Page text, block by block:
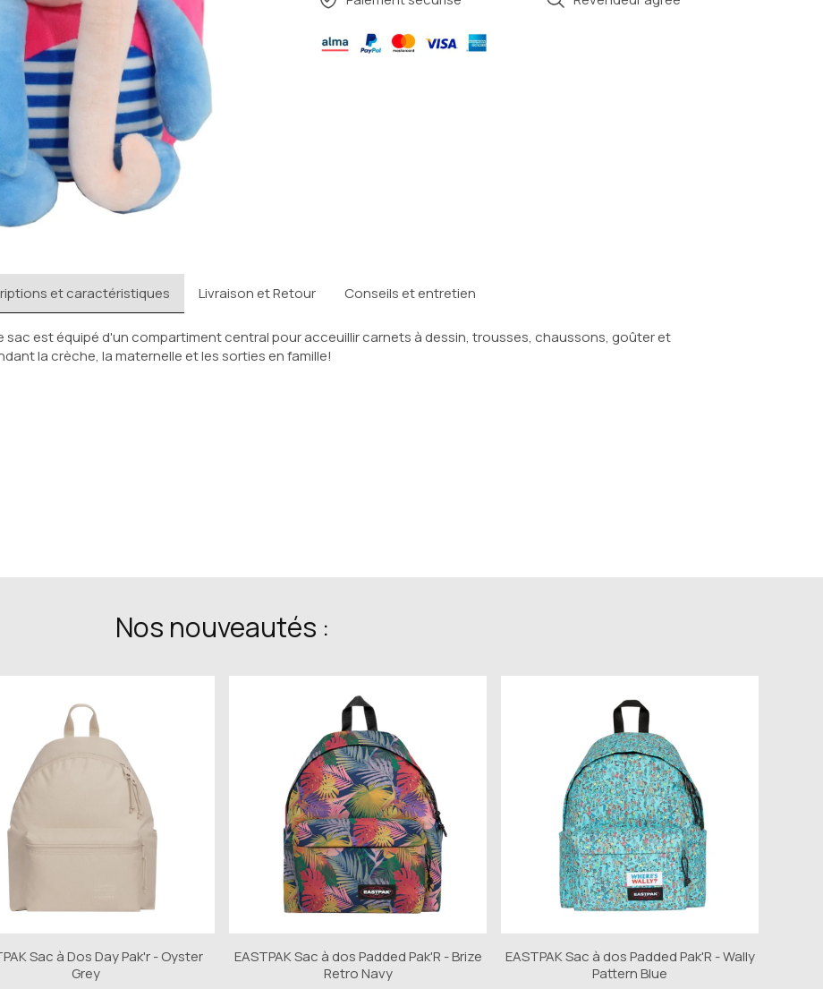
et caractéristiques Livraison et Retour Conseils et entretien
sac est équipé d'un compartiment central pour acceuillir carnets à dessin, trousses, chaussons, goûter et
la crèche, la maternelle et les sorties en famille!
Nos nouveautés :
Sac à Dos Day Pak'r - Oyster
Grey
EASTPAK Sac à dos Padded Pak'R - Brize
Retro Navy
EASTPAK Sac à dos Padded Pak'R - Wally
Pattern Blue